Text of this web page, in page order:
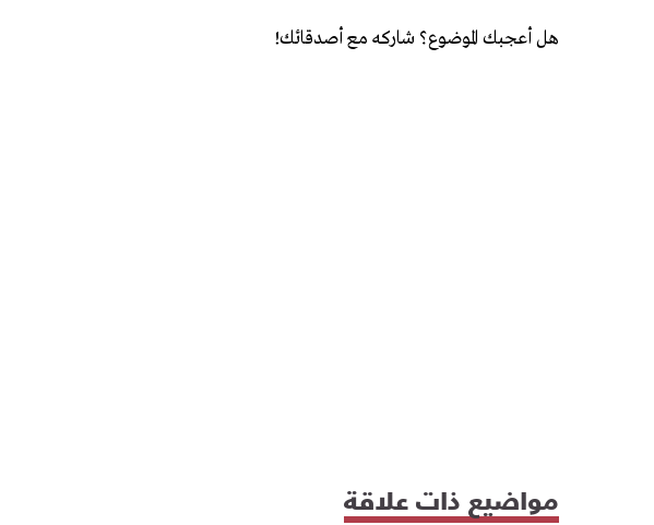
هل أعجبك الموضوع؟ شاركه مع أصدقائك!
مواضيع ذات علاقة